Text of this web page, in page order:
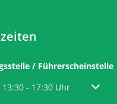
/ Führerscheinstelle
Öffnungs- oder
13:30 - 17:30 Uhr Von